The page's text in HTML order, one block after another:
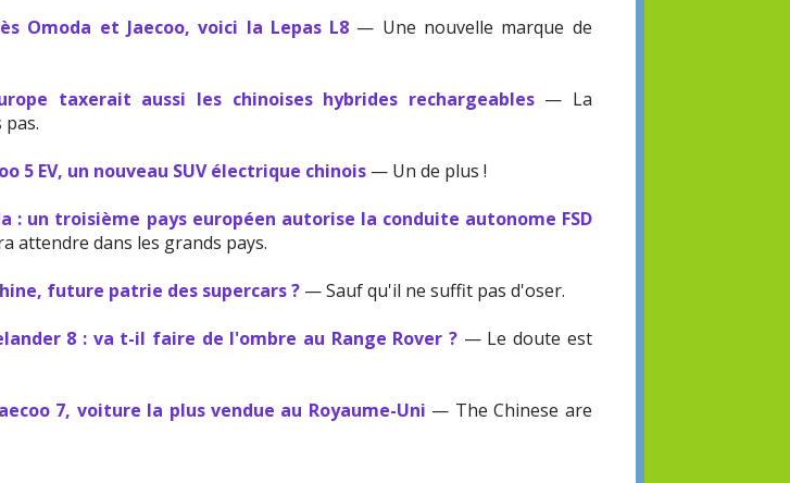
Omoda et Jaecoo, voici la Lepas L8 — Une nouvelle marque de
taxerait aussi les chinoises hybrides rechargeables— La
5 EV, un nouveau SUV électrique chinois — Un de plus !
: un troisième pays européen autorise la conduite autonome FSD
attendre dans les grands pays.
future patrie des supercars ? — Sauf qu'il ne suffit pas d'oser.
8 : va t-il faire de l'ombre au Range Rover ?— Le doute est
7, voiture la plus vendue au Royaume-Uni — The Chinese are